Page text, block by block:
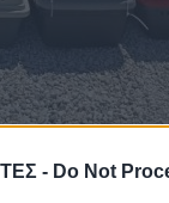
- Do Not